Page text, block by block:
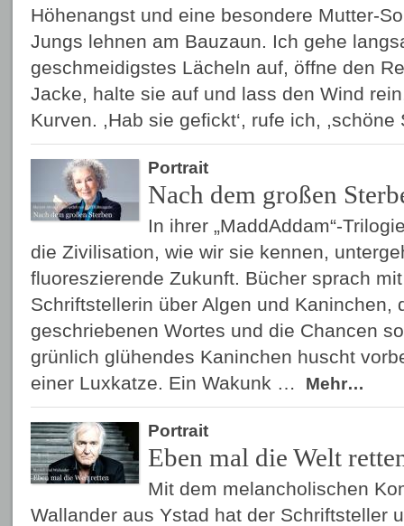
Höhenangst und eine besondere Mutter-
Jungs lehnen am Bauzaun. Ich gehe
geschmeidigstes Lächeln auf, öffne den
Jacke, halte sie auf und lass den Wind
Kurven. ,Hab sie gefickt‘, rufe ich,
Portrait
Nach dem großen
In ihrer „MaddAddam“-
die Zivilisation, wie wir sie kennen,
fluoreszierende Zukunft. Bücher sprach
Schriftstellerin über Algen und Kaninchen,
geschriebenen Wortes und die Chancen
grünlich glühendes Kaninchen huscht
einer Luxkatze. Ein Wakunk …
Mehr…
Portrait
Eben mal die Welt
Mit dem melancholischen
Wallander aus Ystad hat der Schriftsteller